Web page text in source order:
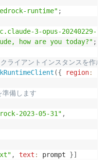
runtime" ;
3-opus-20240229-
how are you today?" ;
イアントインスタンスを作成
({ region:
備します
2023-05-31" ,
, text : prompt }]